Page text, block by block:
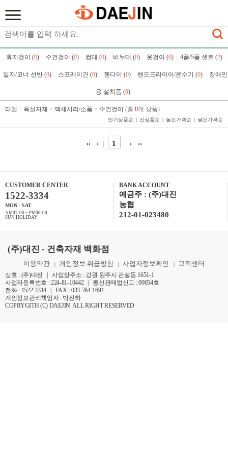
휴지걸이 (0) 수건걸이 (0) 컵대 (0) 비누대 (0) 옷걸이 (0) 4품/5품 셋트 (2)
일자/코너 선반 (0) 스프레이건 (0) 젠다이 (0) 핸드드라이어/온수기 (0) 장애인
용 설치품 (0)
타일ㆍ욕실자재 > 액세서리/소품 > 수건걸이 (총 0개 상품)
인기상품순 신상품순 높은가격순 낮은가격순
1
CUSTOMER CENTER
1522-3334
MON - SAT
AM07:00 ~ PM06:00
SUN HOLIDAY
BANK ACCOUNT
예금주 : (주)대진
농협
212-01-023480
(주)대진 - 건축자재 백화점
이용약관 | 개인정보 취급방침 | 사업자정보확인 | 고객센터
상호 : (주)대진 | 사업장주소 : 강원 원주시 관설동 1651-1
사업자등록번호 : 224-81-10442 | 통신판매업신고 : 00054호
전화 : 1522-3334 | FAX : 033-764-1691
개인정보관리책임자 : 박진하
COPRYGITH (C) DAEJIN. ALL RIGHT RESERVED